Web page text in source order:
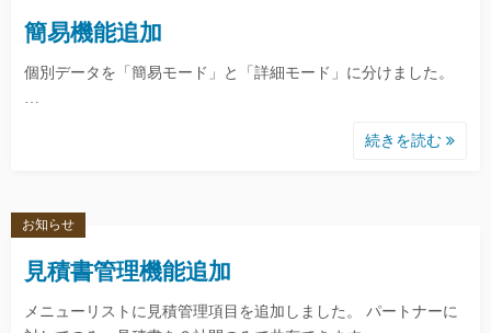
簡易機能追加
個別データを「簡易モード」と「詳細モード」に分けました。
…
続きを読む
見積書管理機能追加
メニューリストに見積管理項目を追加しました。 パートナーに
お知らせ